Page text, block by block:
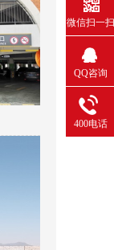
微信扫一扫
QQ咨询
400电话